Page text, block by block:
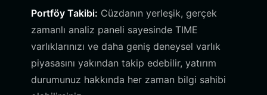
Portföy Takibi: Cüzdanın yerleşik, gerçek
zamanlı analiz paneli sayesinde TIME
varlıklarınızı ve daha geniş deneysel varlık
piyasasını yakından takip edebilir, yatırım
durumunuz hakkında her zaman bilgi sahibi